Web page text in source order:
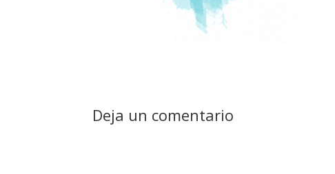
Deja un comentario